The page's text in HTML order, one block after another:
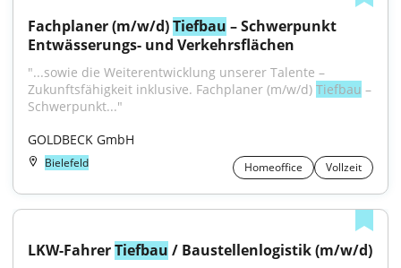
Fachplaner (m/w/d) Tiefbau – Schwerpunkt
Entwässerungs- und Verkehrsflächen
"...sowie die Weiterentwicklung unserer Talente –
Zukunftsfähigkeit inklusive. Fachplaner (m/w/d) Tiefbau –
Schwerpunkt..."
GOLDBECK GmbH
Bielefeld Homeoffice Vollzeit
LKW-Fahrer Tiefbau / Baustellenlogistik (m/w/d)